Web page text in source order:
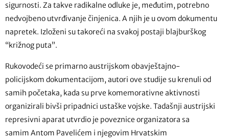
sigurnosti. Za takve radikalne odluke je, međutim, potrebno
nedvojbeno utvrđivanje činjenica. A njih je u ovom dokumentu
napretek. Izloženi su takoreći na svakoj postaji blajburškog
“križnog puta”.
Rukovodeći se primarno austrijskom obavještajno-
policijskom dokumentacijom, autori ove studije su krenuli od
samih početaka, kada su prve komemorativne aktivnosti
organizirali bivši pripadnici ustaške vojske. Tadašnji austrijski
represivni aparat utvrdio je poveznice organizatora sa
samim Antom Pavelićem i njegovim Hrvatskim